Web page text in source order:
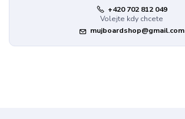
+420 702 812 049
Volejte kdy chcete
mujboardshop@gmail.com